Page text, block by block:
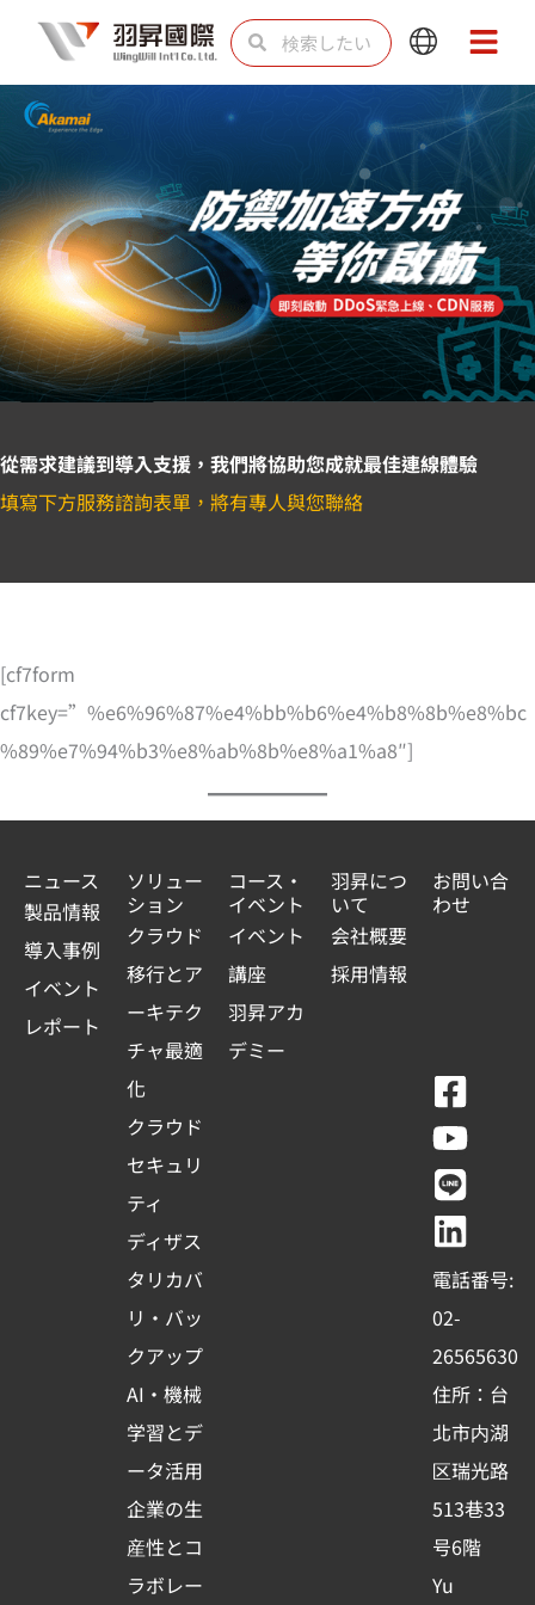
を
ッ
プ
検
索 索
Main
Menu
Main
Menu
從需求建議到導入支援，我們將協助您成就最佳連線體驗
填寫下方服務諮詢表單，將有專人與您聯絡
[cf7form
cf7key=”%e6%96%87%e4%bb%b6%e4%b8%8b%e8%bc
%89%e7%94%b3%e8%ab%8b%e8%a1%a8″]
ニュース
製品情報
導入事例
イベント
レポート
ソリュー
ション
クラウド
移行とア
ーキテク
チャ最適
化
クラウド
セキュリ
ティ
ディザス
タリカバ
リ・バッ
クアップ
AI・機械
学習とデ
ータ活用
企業の生
産性とコ
ラボレー
コース・
イベント
イベント
講座
羽昇アカ
デミー
羽昇につ
いて
会社概要
採用情報
お問い合
わせ
F
a
c
e
b
o
o
k
-
s
q
u
a
r
e
Y
o
u
t
u
b
e
L
i
n
e
L
i
n
k
e
d
i
n
電話番号:
02-
26565630
住所：台
北市内湖
区瑞光路
513巷33
号6階
Yu